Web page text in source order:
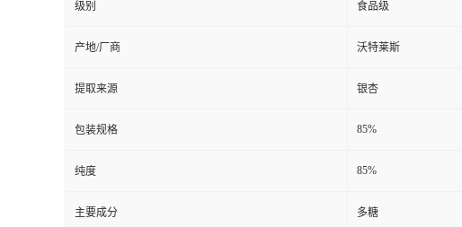
级别 食品级
产地/厂商 沃特莱斯
提取来源 银杏
包装规格 85%
纯度 85%
主要成分 多糖